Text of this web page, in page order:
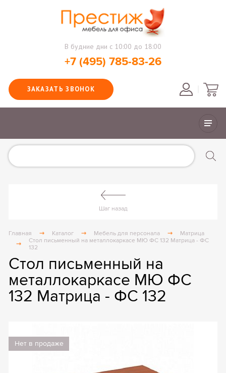
В будние дни с 10:00 до 18:00
+7 (495) 785-83-26
ЗАКАЗАТЬ ЗВОНОК
Шаг назад
Главная Каталог Мебель для персонала
Матрица
Стол письменный на металлокаркасе МЮ ФС 132 Матрица - ФС
132
Стол письменный на
металлокаркасе МЮ ФС
132 Матрица - ФС 132
Нет в продаже